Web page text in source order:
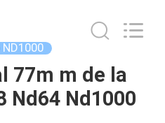
77m m de la
Nd64 Nd1000